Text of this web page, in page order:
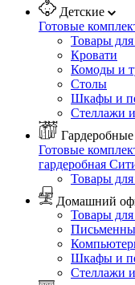
Детские
Готовые
Товары для
Кровати
Комоды и
Столы
Шкафы и
Стеллажи
Гардеробные
Готовые
гардеробная
Товары
Домашний
Товары
Шкафы и
Стеллажи